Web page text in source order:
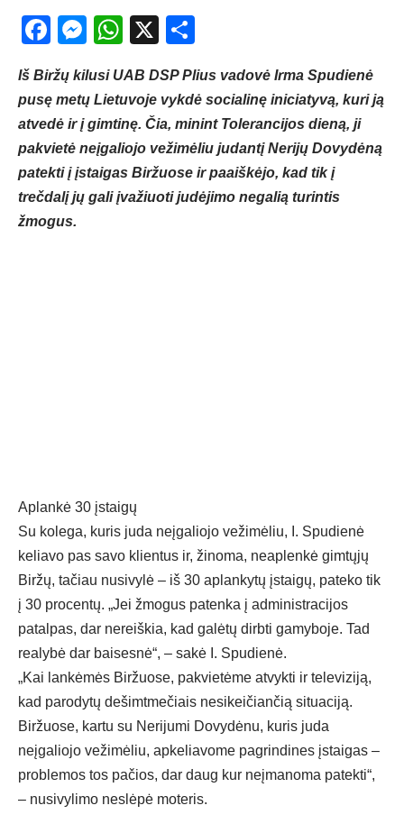
Facebook
Messenger
WhatsApp
X
Iš Biržų kilusi UAB DSP Plius vadovė Irma Spudienė
pusę metų Lietuvoje vykdė socialinę iniciatyvą, kuri ją
atvedė ir į gimtinę. Čia, minint Tolerancijos dieną, ji
pakvietė neįgaliojo vežimėliu judantį Nerijų Dovydėną
patekti į įstaigas Biržuose ir paaiškėjo, kad tik į
trečdalį jų gali įvažiuoti judėjimo negalią turintis
žmogus.
Aplankė 30 įstaigų
Su kolega, kuris juda neįgaliojo vežimėliu, I. Spudienė
keliavo pas savo klientus ir, žinoma, neaplenkė gimtųjų
Biržų, tačiau nusivylė – iš 30 aplankytų įstaigų, pateko tik
į 30 procentų. „Jei žmogus patenka į administracijos
patalpas, dar nereiškia, kad galėtų dirbti gamyboje. Tad
realybė dar baisesnė“, – sakė I. Spudienė.
„Kai lankėmės Biržuose, pakvietėme atvykti ir televiziją,
kad parodytų dešimtmečiais nesikeičiančią situaciją.
Biržuose, kartu su Nerijumi Dovydėnu, kuris juda
neįgaliojo vežimėliu, apkeliavome pagrindines įstaigas –
problemos tos pačios, dar daug kur neįmanoma patekti“,
– nusivylimo neslėpė moteris.